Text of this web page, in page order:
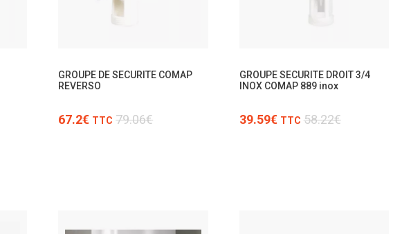
GROUPE DE SECURITE COMAP
REVERSO
67.2€ TTC 79.06€
GROUPE SECURITE DROIT 3/4
INOX COMAP 889 inox
39.59€ TTC 58.22€